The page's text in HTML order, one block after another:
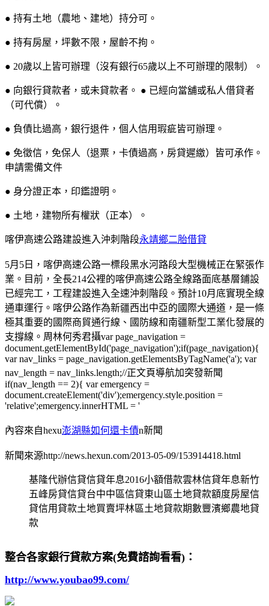
● 持有土地（農地、建地）持分可。
● 持有房屋，坪數不限，屋齡不拘。
● 20歲以上皆可辦理（沒有銀行65歲以上不可辦理的限制）。
● 向銀行貸款者，或未貸款者。 ● 已經向當舖或私人借貸者
（可代償）。
● 負債比過高，銀行退件，個人信用瑕疵皆可辦理。
● 免徵信，免保人（退票，卡債過高，房貸遲繳）皆可承作。
申請需備文件
● 身分證正本，印鑑證明。
● 土地，建物所有權狀（正本）。
喀伊高速公路建設進入沖刺階段永靖鄉二胎借貸
5月5日，喀伊高速公路一標段黑水河路段大型機械正在緊張作
業。目前，全長214公裡的喀伊高速公路全線路面底基層鋪設
已經完工，工程建設進入全速沖刺階段。預計10月底實現全線
通車運行。喀伊公路作為新疆西出中亞的國際大通道，是一條
極其重要的國際商貿通行線、國防線和南疆新型工業化發展的
支撐線。周林何秀君攝var page_navigation =
document.getElementById('page_navigation');if(page_navigation){
var nav_links = page_navigation.getElementsByTagName('a'); var
nav_length = nav_links.length;//正文頁導航加突發新聞
if(nav_length == 2){ var emergency =
document.createElement('div');emergency.style.position =
'relative';emergency.innerHTML = '
內容來自hexu澎湖縣如何還卡債n新聞
新聞來源http://news.hexun.com/2013-05-09/153914418.html
基隆代辦信貸信貸年息2016小額借款雲林信貸年息新竹
五峰房貸信貸台中中區信貸東山區土地貸款額度房屋信
貸信用貸款土地買賣坪林區土地貸款期數豐濱鄉農地貸
款
整合各家銀行貸款方案(免費諮詢看看)：
http://www.youbao99.com/